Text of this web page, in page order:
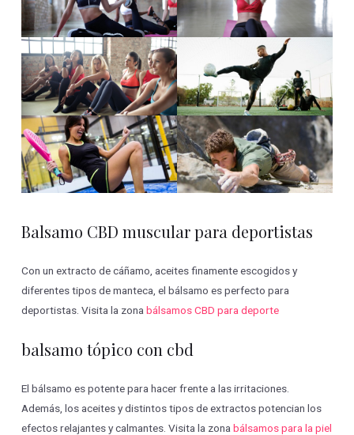
Balsamo CBD muscular para deportistas
Con un extracto de cáñamo, aceites finamente escogidos y
diferentes tipos de manteca, el bálsamo es perfecto para
deportistas. Visita la zonabálsamos CBD para deporte
balsamo tópico con cbd
El bálsamo es potente para hacer frente a las irritaciones.
Además, los aceites y distintos tipos de extractos potencian los
efectos relajantes y calmantes. Visita la zonabálsamos para la piel